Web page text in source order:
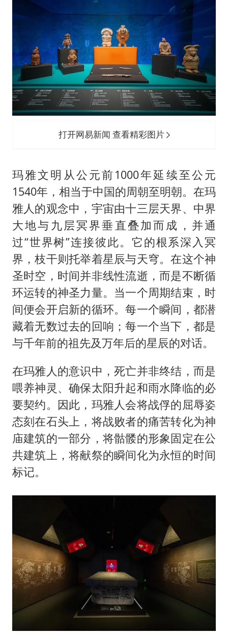
打开网易新闻 查看精彩图片
玛雅文明从公元前1000年延续至公元
1540年，相当于中国的周朝至明朝。在玛
雅人的观念中，宇宙由十三层天界、中界
大地与九层冥界垂直叠加而成，并通
过“世界树”连接彼此。它的根系深入冥
界，枝干则托举着星辰与天穹。在这个神
圣时空，时间并非线性流逝，而是不断循
环运转的神圣力量。当一个周期结束，时
间便会开启新的循环。每一个瞬间，都潜
藏着无数过去的回响；每一个当下，都是
与千年前的祖先及万年后的星辰的对话。
在玛雅人的意识中，死亡并非终结，而是
喂养神灵、确保太阳升起和雨水降临的必
要契约。因此，玛雅人会将战俘的屈辱姿
态刻在石头上，将战败者的痛苦转化为神
庙建筑的一部分，将骷髅的形象固定在公
共建筑上，将献祭的瞬间化为永恒的时间
标记。